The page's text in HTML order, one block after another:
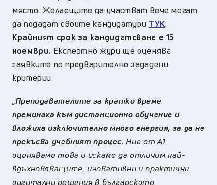
място. Желаещите да участват вече могат
да подадат своите кандидатури ТУК.
Крайният срок за кандидатсване е 15
ноември. Експертно жури ще оценява
заявките по предварително зададени
критерии.
„Преподавателите за кратко време
преминаха към дистанционно обучение и
вложиха изключително много енергия, за да не
прекъсва учебният процес. Ние от А1
оценяваме това и искаме да отличим най-
вдъхновяващите, иновативни и практични
дигитални решения в българското